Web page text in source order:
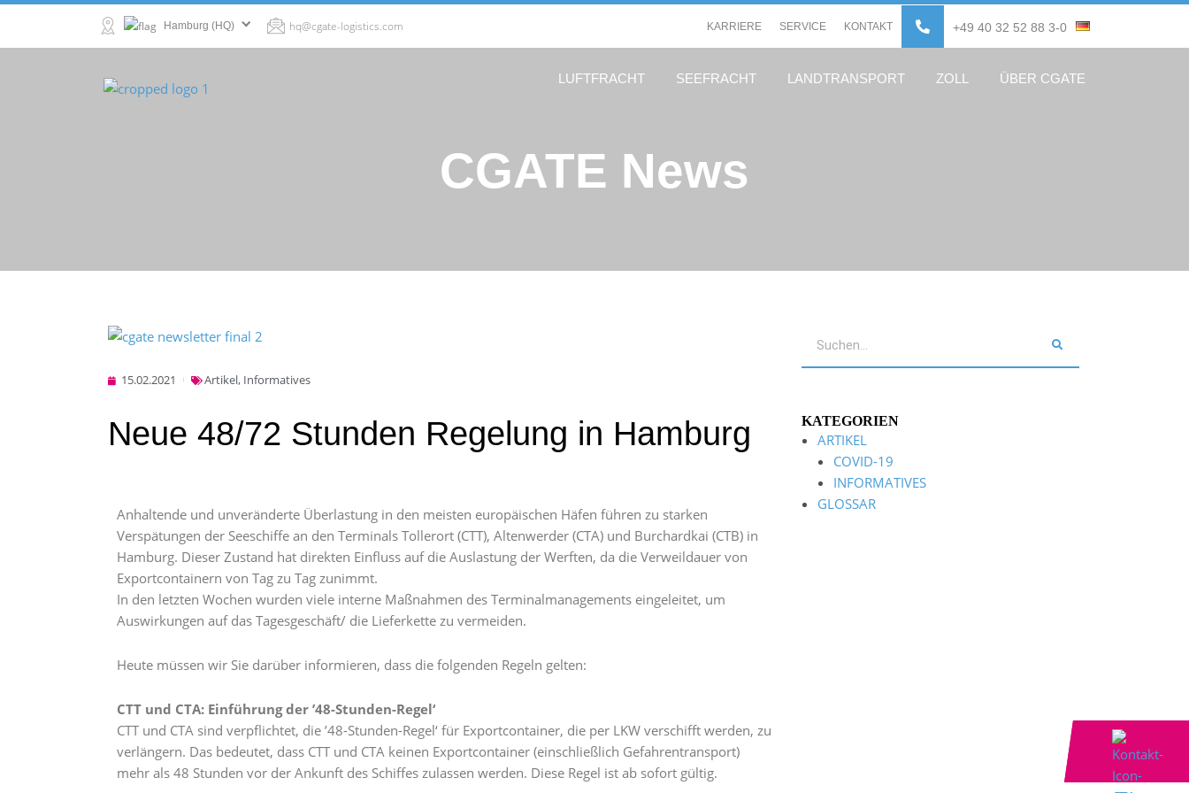
Hamburg (HQ) hq@cgate-logistics.com KARRIERE SERVICE KONTAKT +49 40 32 52 88 3-0
LUFTFRACHT SEEFRACHT LANDTRANSPORT ZOLL ÜBER CGATE
CGATE News
15.02.2021 Artikel, Informatives
Neue 48/72 Stunden Regelung in Hamburg
Anhaltende und unveränderte Überlastung in den meisten europäischen Häfen führen zu starken
Verspätungen der Seeschiffe an den Terminals Tollerort (CTT), Altenwerder (CTA) und Burchardkai (CTB) in
Hamburg. Dieser Zustand hat direkten Einfluss auf die Auslastung der Werften, da die Verweildauer von
Exportcontainern von Tag zu Tag zunimmt.
In den letzten Wochen wurden viele interne Maßnahmen des Terminalmanagements eingeleitet, um
Auswirkungen auf das Tagesgeschäft/ die Lieferkette zu vermeiden.
Heute müssen wir Sie darüber informieren, dass die folgenden Regeln gelten:
CTT und CTA: Einführung der ’48-Stunden-Regel‘
CTT und CTA sind verpflichtet, die ’48-Stunden-Regel‘ für Exportcontainer, die per LKW verschifft werden, zu
verlängern. Das bedeutet, dass CTT und CTA keinen Exportcontainer (einschließlich Gefahrentransport)
mehr als 48 Stunden vor der Ankunft des Schiffes zulassen werden. Diese Regel ist ab sofort gültig.
KATEGORIEN
ARTIKEL
COVID-19
INFORMATIVES
GLOSSAR